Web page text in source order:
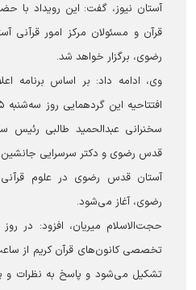
آستان نیوز، گفت: این رویداد با
قرآن و مسئولان مرکز امور قرآنی
رضوی، برگزار خواهد شد.
وی، ادامه داد: بر اساس برنامه
سخنرانی عبدالحمید طالبی رئیس
قدس رضوی و دکتر سرسرایی
آستان قدس رضوی در علوم
رضوی، آغاز می‌شود.
تشکیل می‌شود و پاسخ به نظرات و